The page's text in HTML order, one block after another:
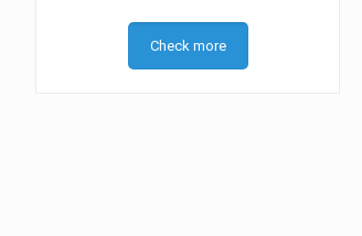
Check more